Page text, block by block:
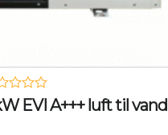
EVI A+++ luft til vand